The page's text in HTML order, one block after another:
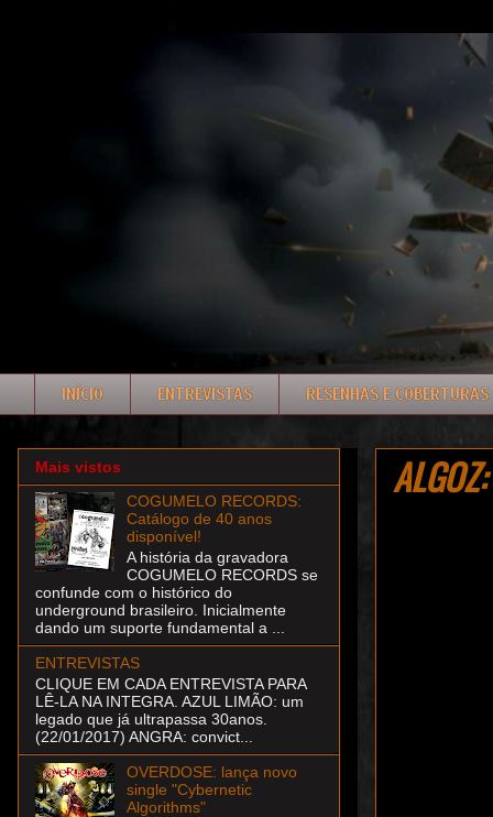
INÍCIO ENTREVISTAS RESENHAS E COBERTURAS
Mais vistos
COGUMELO RECORDS:
Catálogo de 40 anos
disponível!
A história da gravadora
COGUMELO RECORDS se
confunde com o histórico do
underground brasileiro. Inicialmente
dando um suporte fundamental a ...
ENTREVISTAS
CLIQUE EM CADA ENTREVISTA PARA
LÊ-LA NA INTEGRA. AZUL LIMÃO: um
legado que já ultrapassa 30anos.
(22/01/2017) ANGRA: convict...
OVERDOSE: lança novo
single "Cybernetic
Algorithms"